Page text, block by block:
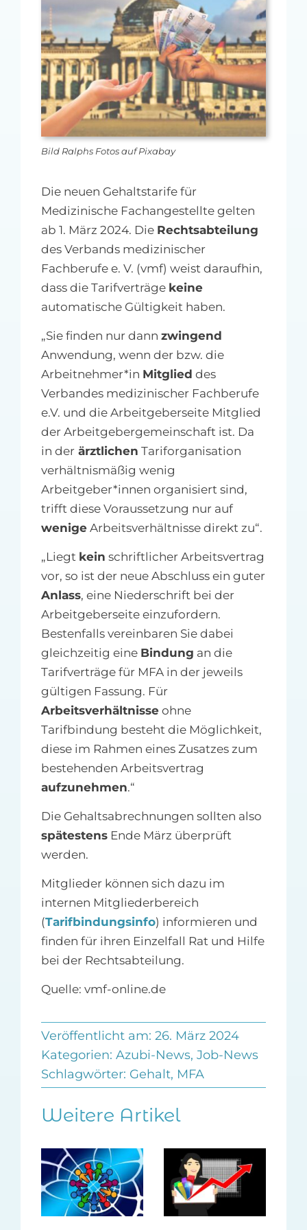
MFA-heute Newsletter-Anmeldung
Über uns
Ihre Werbung auf MFA-heute.de
Suche
nach:Bild Ralphs Fotos auf Pixabay
Die neuen Gehaltstarife für
Medizinische Fachangestellte gelten
ab 1. März 2024. Die Rechtsabteilung
des Verbands medizinischer
Fachberufe e. V. (vmf) weist daraufhin,
dass die Tarifverträge keine
automatische Gültigkeit haben.
„Sie finden nur dann zwingend
Anwendung, wenn der bzw. die
Arbeitnehmer*in Mitglied des
Verbandes medizinischer Fachberufe
e.V. und die Arbeitgeberseite Mitglied
der Arbeitgebergemeinschaft ist. Da
in derärztlichen Tariforganisation
verhältnismäßig wenig
Arbeitgeber*innen organisiert sind,
trifft diese Voraussetzung nur auf
wenigeArbeitsverhältnisse direkt zu“.
„Liegt kein schriftlicher Arbeitsvertrag
vor, so ist der neue Abschluss ein guter
Anlass, eine Niederschrift bei der
Arbeitgeberseite einzufordern.
Bestenfalls vereinbaren Sie dabei
gleichzeitig eine Bindung an die
Tarifverträge für MFA in der jeweils
gültigen Fassung. Für
Arbeitsverhältnisseohne
Tarifbindung besteht die Möglichkeit,
diese im Rahmen eines Zusatzes zum
bestehenden Arbeitsvertrag
aufzunehmen.“
Die Gehaltsabrechnungen sollten also
spätestensEnde März überprüft
werden.
Mitglieder können sich dazu im
internen Mitgliederbereich
(Tarifbindungsinfo) informieren und
finden für ihren Einzelfall Rat und Hilfe
bei der Rechtsabteilung.
Quelle: vmf-online.de
Veröffentlicht am: 26. März 2024
Kategorien: Azubi-News, Job-News
Schlagwörter: Gehalt, MFA
Weitere Artikel